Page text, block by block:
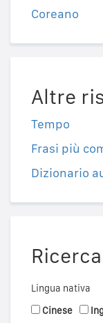
Coreano
Altre
Tempo
Frasi più
Dizionario
Ricerca
Lingua nativa
Cinese